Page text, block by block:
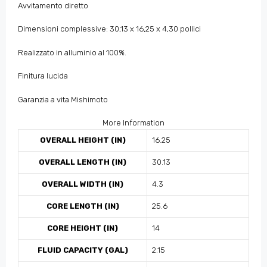
Avvitamento diretto
Dimensioni complessive: 30,13 x 16,25 x 4,30 pollici
Realizzato in alluminio al 100%.
Finitura lucida
Garanzia a vita Mishimoto
More Information
OVERALL HEIGHT (IN)
16.25
OVERALL LENGTH (IN) 30.13
OVERALL WIDTH (IN) 4.3
CORE LENGTH (IN) 25.6
CORE HEIGHT (IN) 14
FLUID CAPACITY (GAL) 2.15